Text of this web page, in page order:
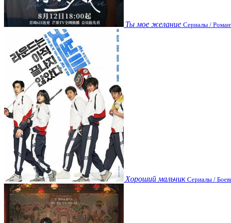
Ты мое желание Сериалы /
Хороший мальчик Сериалы /